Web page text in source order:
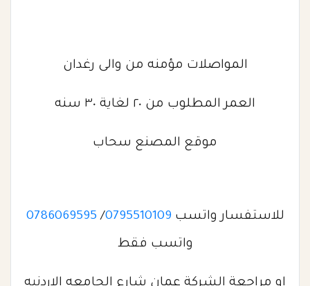
المواصلات مؤمنه من والى رغدان
العمر المطلوب من ٢٠ لغاية ٣٠ سنه
موقع المصنع سحاب
للاستفسار واتسب0795510109
/
0786069595
واتسب فقط
او مراجعة الشركة عمان شارع الجامعه الاردنيه